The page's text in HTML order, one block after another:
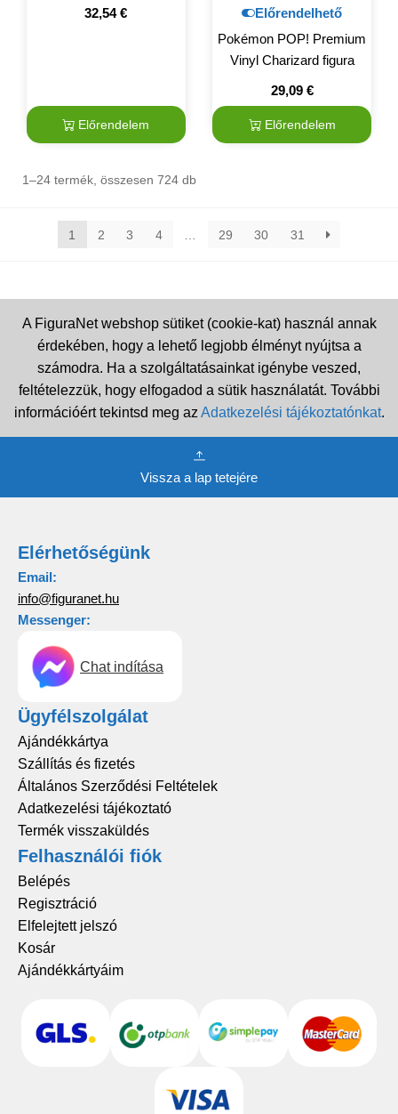
32,54€
Előrendelem
Előrendelhető
Pokémon POP! Premium
Vinyl Charizard figura
29,09 €
Előrendelem
1–24 termék, összesen 724 db
1 2 3 4 29 30 31
A FiguraNet webshop sütiket (cookie-kat) használ annak
érdekében, hogy a lehető legjobb élményt nyújtsa a
számodra. Ha a szolgáltatásainkat igénybe veszed,
feltételezzük, hogy elfogadod a sütik használatát. További
információért tekintsd meg az Adatkezelési tájékoztatónkat.
Vissza a lap tetejére
Elérhetőségünk
Email:
info@figuranet.hu
Messenger:
Chat indítása
Ügyfélszolgálat
Ajándékkártya
Szállítás és fizetés
Általános Szerződési Feltételek
Adatkezelési tájékoztató
Termék visszaküldés
Felhasználói fiók
Belépés
Regisztráció
Elfelejtett jelszó
Kosár
Ajándékkártyáim